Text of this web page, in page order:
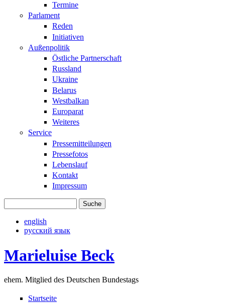
Termine
Parlament
Reden
Initiativen
Außenpolitik
Östliche Partnerschaft
Russland
Ukraine
Belarus
Westbalkan
Europarat
Weiteres
Service
Pressemitteilungen
Pressefotos
Lebenslauf
Kontakt
Impressum
english
русский язык
Marieluise Beck
ehem. Mitglied des Deutschen Bundestags
Startseite